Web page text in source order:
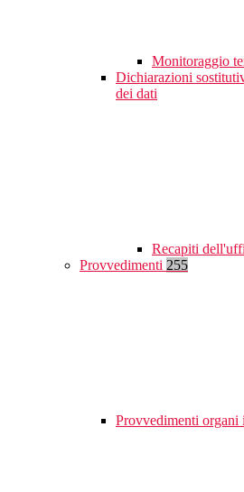
Monitoraggio
Dichiarazioni
dei dati
Recapiti
Provvedimenti 255
Provvedimenti